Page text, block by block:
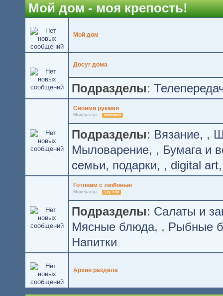
Мой дом - моя крепость!
Мой дом
Досуг дома
Подразделы:
Своими руками
Модератор: Клюковка
Подразделы: Вязание ,
Мыловарение , Бумага и
семьи, подарки
, digital art
Готовим с любовью
Модератор: Sky_Ksu
Подразделы: Салаты и
Мясные блюда , Рыбные
Напитки
Архив раздела